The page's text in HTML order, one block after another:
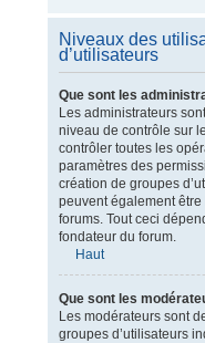
Niveaux des
d’utilisateurs
Que sont les
Les administrateurs
niveau de contrôle sur
contrôler toutes les
paramètres des
création de groupes
peuvent également
forums. Tout ceci
fondateur du forum.
Haut
Que sont les
Les modérateurs sont
groupes d’utilisateurs